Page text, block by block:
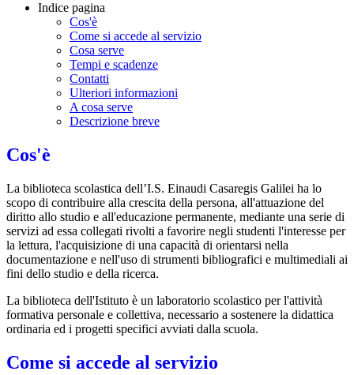
Indice pagina
Cos'è
Come si accede al servizio
Cosa serve
Tempi e scadenze
Contatti
Ulteriori informazioni
A cosa serve
Descrizione breve
Cos'è
La biblioteca scolastica dell’I.S. Einaudi Casaregis Galilei ha lo
scopo di contribuire alla crescita della persona, all'attuazione del
diritto allo studio e all'educazione permanente, mediante una serie di
servizi ad essa collegati rivolti a favorire negli studenti l'interesse per
la lettura, l'acquisizione di una capacità di orientarsi nella
documentazione e nell'uso di strumenti bibliografici e multimediali ai
fini dello studio e della ricerca.
La biblioteca dell'Istituto è un laboratorio scolastico per l'attività
formativa personale e collettiva, necessario a sostenere la didattica
ordinaria ed i progetti specifici avviati dalla scuola.
Come si accede al servizio